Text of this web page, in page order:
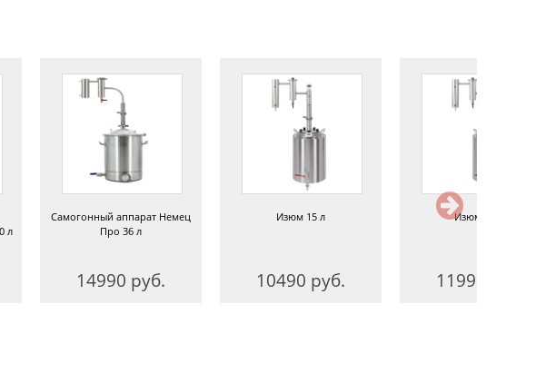
л
Самогонный аппарат Немец
Про 36 л
14990 руб.
Изюм 15 л
10490 руб.
Изюм, 30 л
11990 руб.